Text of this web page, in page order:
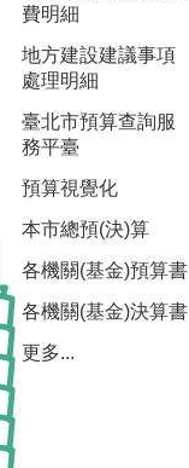
費明細
地方建設建議事項
處理明細
臺北市預算查詢服
務平臺
預算視覺化
本市總預(決)算
各機關(基金)預算書
各機關(基金)決算書
更多...